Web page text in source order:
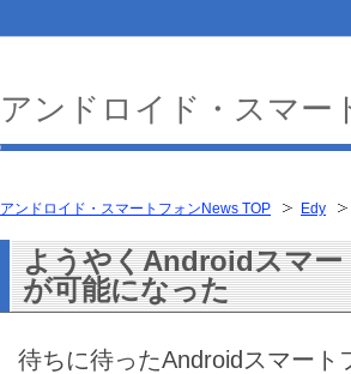
アンドロイド・スマートフォンNews TOP Edy
ようやくAndroidスマ
が可能になった
待ちに待ったAndroidスマート
アンドロイド・スマー